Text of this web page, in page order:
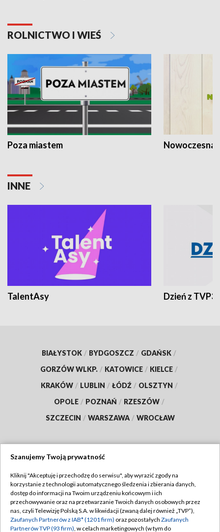
ROLNICTWO I WIEŚ
Poza miastem Nowoczesna
INNE
TalentAsy Dzień z TVP3
BIAŁYSTOK / BYDGOSZCZ / GDAŃSK /
GORZÓW WLKP. / KATOWICE / KIELCE /
KRAKÓW / LUBLIN / ŁÓDŹ / OLSZTYN /
OPOLE / POZNAŃ / RZESZÓW /
SZCZECIN / WARSZAWA / WROCŁAW
TVP
Abonament TVP
Emisja w TVP
Regulamin TVP
Polityka prywatności
Szanujemy Twoją prywatność
Kliknij "Akceptuję i przechodzę do serwisu", aby wyrazić zgody na
korzystanie z technologii automatycznego śledzenia i zbierania danych,
dostęp do informacji na Twoim urządzeniu końcowym i ich
przechowywanie oraz na przetwarzanie Twoich danych osobowych przez
nas, czyli Telewizję Polską S.A. w likwidacji (zwaną dalej również „TVP”),
Zaufanych Partnerów z IAB* (1201 firm) oraz pozostałych Zaufanych
Partnerów TVP (93 firm), w celach marketingowych (w tym do